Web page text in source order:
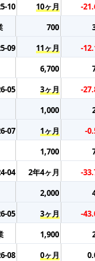
10 10ヶ月
-
700
09 11ヶ月
-
6,700
05 3ヶ月
-
1,000
07 1ヶ月
-
1,700
04 2年4ヶ月
-
2,000
05 3ヶ月
-
1,900
08 0ヶ月